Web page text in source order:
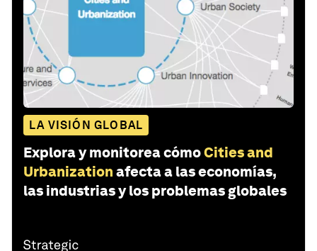
LA VISIÓN GLOBAL
Explora y monitorea cómoCities and
Urbanization afecta a las economías,
las industrias y los problemas globales